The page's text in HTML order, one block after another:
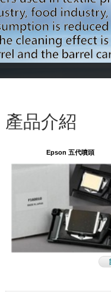
產品介紹
Epson 五代噴頭